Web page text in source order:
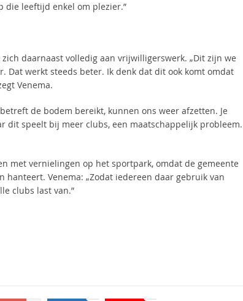
die leeftijd enkel om plezier.”
daarnaast volledig aan vrijwilligerswerk. „Dit zijn we
Dat werkt steeds beter. Ik denk dat dit ook komt omdat
Venema.
de bodem bereikt, kunnen ons weer afzetten. Je
dit speelt bij meer clubs, een maatschappelijk probleem.
met vernielingen op het sportpark, omdat de gemeente
hanteert. Venema: „Zodat iedereen daar gebruik van
clubs last van.”